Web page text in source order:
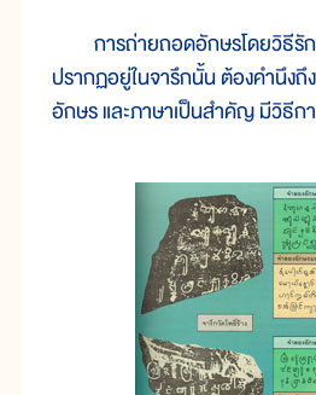
การถ่ายถอดอักษรโดยวิธีรัก
ปรากฏอยู่ในจารึกนั้น ต้องคำนึง
อักษร และภาษาเป็นสำคัญ มีวิธีก